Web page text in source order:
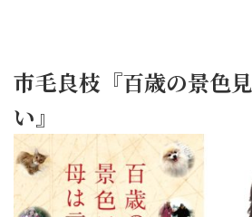
市毛良枝『百歳の景色
い』